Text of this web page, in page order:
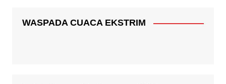
WASPADA CUACA EKSTRIM